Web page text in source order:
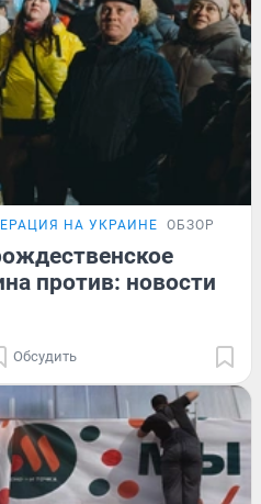
НА УКРАИНЕ ОБЗОР
против: новости
Обсудить